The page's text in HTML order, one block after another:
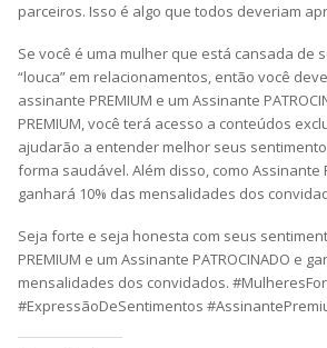
parceiros. Isso é algo que todos deveriam
Se você é uma mulher que está cansada de
“louca” em relacionamentos, então você
assinante PREMIUM e um Assinante
PREMIUM, você terá acesso a conteúdos
ajudarão a entender melhor seus
forma saudável. Além disso, como Assinante
ganhará 10% das mensalidades dos
Seja forte e seja honesta com seus
PREMIUM e um Assinante PATROCINADO e
mensalidades dos convidados.
#ExpressãoDeSentimentos